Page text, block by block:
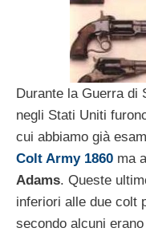
Durante la Guerra di
negli Stati Uniti
cui abbiamo già
Colt Army 1860 ma
Adams. Queste
inferiori alle due colt
secondo alcuni